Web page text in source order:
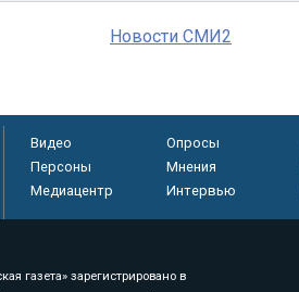
Новости СМИ2
Видео Опросы
Персоны
Мнения
Медиацентр
Интервью
газета» зарегистрировано в